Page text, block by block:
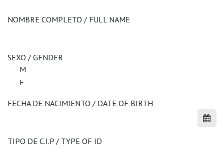
NOMBRE COMPLETO / FULL NAME
SEXO / GENDER
M
F
FECHA DE NACIMIENTO / DATE OF BIRTH
TIPO DE C.I.P / TYPE OF ID